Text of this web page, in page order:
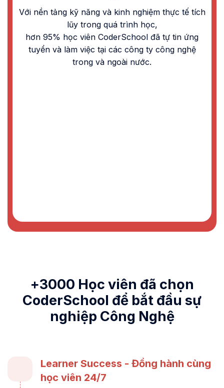
Với nền tảng kỹ năng và kinh nghiệm thực tế tích
lũy trong quá trình học,
hơn 95% học viên CoderSchool đã tự tin ứng
tuyển và làm việc tại các công ty công nghệ
trong và ngoài nước.
+3000 Học viên đã chọn
CoderSchool để bắt đầu sự
nghiệp Công Nghệ
Learner Success - Đồng hành cùng
học viên 24/7